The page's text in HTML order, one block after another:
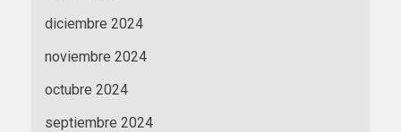
diciembre 2024
noviembre 2024
octubre 2024
septiembre 2024